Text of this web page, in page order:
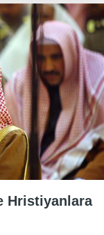
Hristiyanlara